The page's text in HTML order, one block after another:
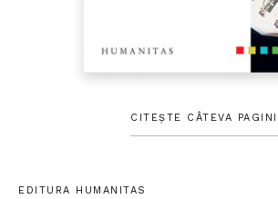
CITEȘTE CÂTEVA PAGINI
EDITURA HUMANITAS